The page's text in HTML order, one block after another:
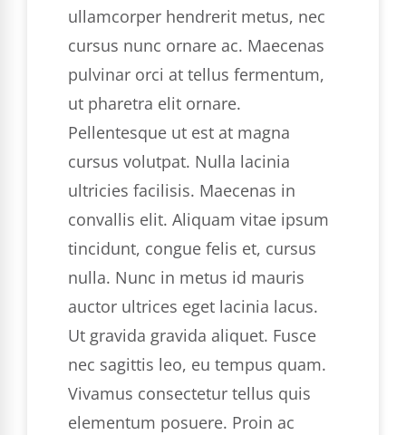
ullamcorper hendrerit metus, nec
cursus nunc ornare ac. Maecenas
pulvinar orci at tellus fermentum,
ut pharetra elit ornare.
Pellentesque ut est at magna
cursus volutpat. Nulla lacinia
ultricies facilisis. Maecenas in
convallis elit. Aliquam vitae ipsum
tincidunt, congue felis et, cursus
nulla. Nunc in metus id mauris
auctor ultrices eget lacinia lacus.
Ut gravida gravida aliquet. Fusce
nec sagittis leo, eu tempus quam.
Vivamus consectetur tellus quis
elementum posuere. Proin ac